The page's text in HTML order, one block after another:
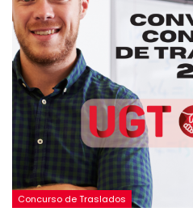
Concurso de Traslados